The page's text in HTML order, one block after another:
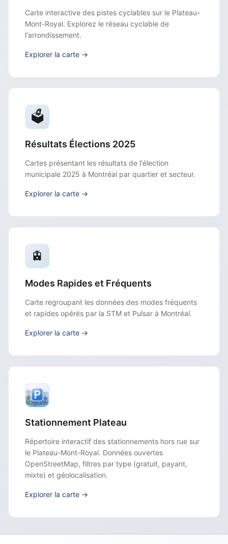
Carte interactive des pistes cyclables sur le Plateau-
Mont-Royal. Explorez le réseau cyclable de
l'arrondissement.
Explorer la carte →
🗳️
Résultats Élections 2025
Cartes présentant les résultats de l'élection
municipale 2025 à Montréal par quartier et secteur.
Explorer la carte →
🚊
Modes Rapides et Fréquents
Carte regroupant les données des modes fréquents
et rapides opérés par la STM et Pulsar à Montréal.
Explorer la carte →
Stationnement Plateau
Répertoire interactif des stationnements hors rue sur
le Plateau-Mont-Royal. Données ouvertes
OpenStreetMap, filtres par type (gratuit, payant,
mixte) et géolocalisation.
Explorer la carte →